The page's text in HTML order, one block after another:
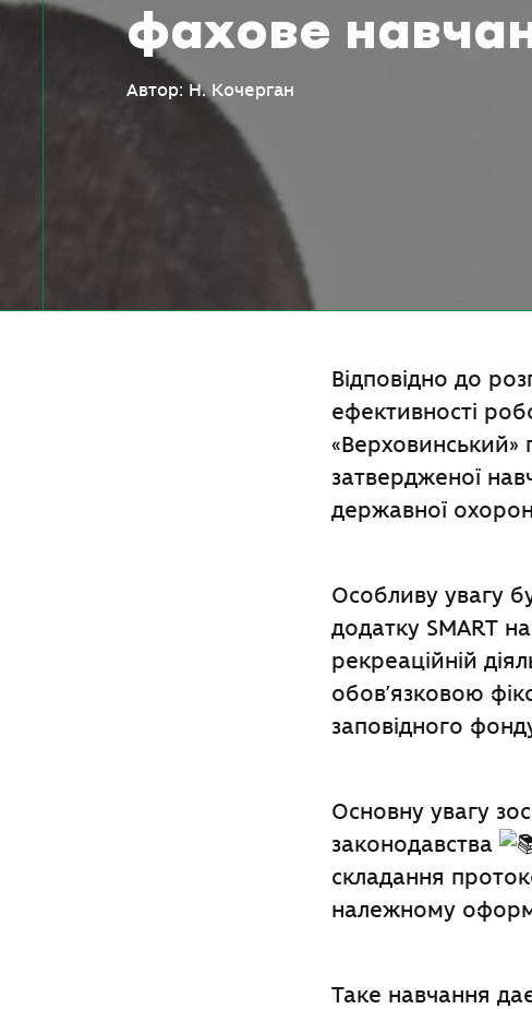
фахове
Автор: Н. Кочерган
Відповідно до
ефективності
«Верховинський»
затвердженої
державної
Особливу увагу
додатку SMART
рекреаційній
обов’язковою
заповідного
Основну увагу
законодавства
складання
належному
Таке навчання